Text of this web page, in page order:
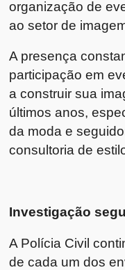
organização de
ao setor de
A presença
participação em
a construir sua
últimos anos,
da moda e
consultoria de
Investigação
A Polícia Civil
de cada um dos